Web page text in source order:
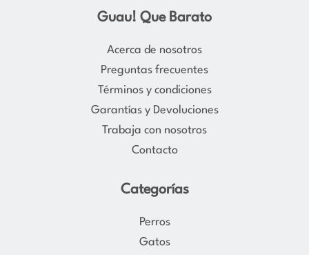
s
t
a
r
a
m
c
e
b
o
k
Guau! Que Barato
Acerca de nosotros
Preguntas frecuentes
Términos y condiciones
Garantías y Devoluciones
Trabaja con nosotros
Contacto
Categorías
Perros
Gatos